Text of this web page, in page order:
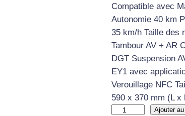
Compatible avec
Autonomie 40 km
35 km/h Taille des
Tambour AV + AR
DGT Suspension
EY1 avec
Verouillage NFC
590 x 370 mm (L
Ajouter